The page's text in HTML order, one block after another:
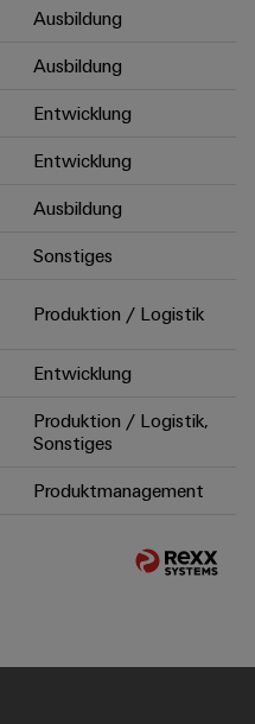
Ausbildung
Ausbildung
Entwicklung
Entwicklung
Ausbildung
Sonstiges
Produktion / Logistik
Entwicklung
Produktion / Logistik,
Sonstiges
Produktmanagement